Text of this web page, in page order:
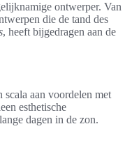
ontwerper. Van
die de tand des
, heeft bijgedragen aan de
aan voordelen met
esthetische
dagen in de zon.